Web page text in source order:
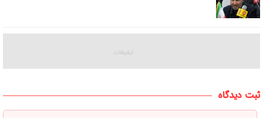
ثبت دیدگاه